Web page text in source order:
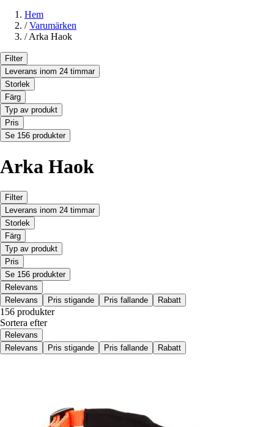
Hem
/ Varumärken
/ Arka Haok
Filter
Leverans inom 24 timmar
Storlek
Färg
Typ av produkt
Pris
Se 156 produkter
Arka Haok
Filter
Leverans inom 24 timmar
Storlek
Färg
Typ av produkt
Pris
Se 156 produkter
Relevans
Relevans
Pris stigande Pris fallande Rabatt
156 produkter
Sortera efter
Relevans
Relevans
Pris stigande Pris fallande Rabatt